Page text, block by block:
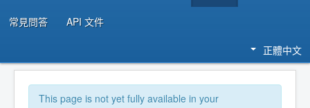
常見問答 API 文件
正體中文
This page is not yet fully available in your